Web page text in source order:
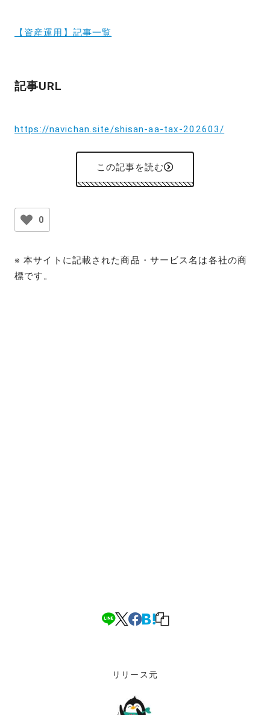
【資産運用】記事一覧
記事URL
https://navichan.site/shisan-aa-tax-202603/
この記事を読む
0
※ 本サイトに記載された商品・サービス名は各社の商
標です。
リリース元